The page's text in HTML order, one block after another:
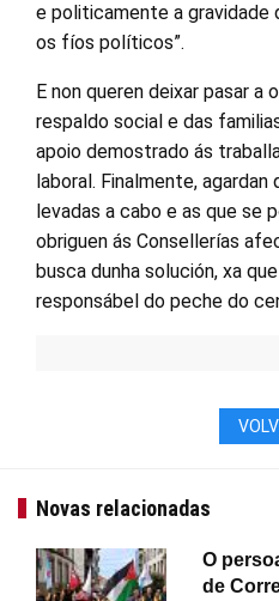
e politicamente a gravidade
os fíos políticos”.
E non queren deixar pasar a
respaldo social e das
apoio demostrado ás
laboral. Finalmente, agardan
levadas a cabo e as que se
obriguen ás Consellerías
busca dunha solución, xa
responsábel do peche do
Novas relacionadas
O
de